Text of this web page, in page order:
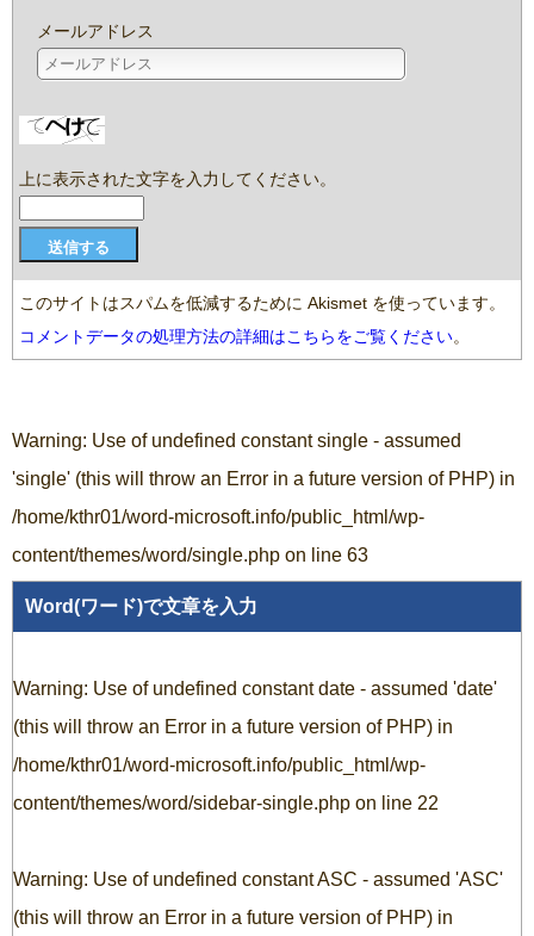
メールアドレス
上に表示された文字を入力してください。
このサイトはスパムを低減するために Akismet を使っています。
コメントデータの処理方法の詳細はこちらをご覧ください。
Warning: Use of undefined constant single - assumed
'single' (this will throw an Error in a future version of PHP) in
/home/kthr01/word-microsoft.info/public_html/wp-
content/themes/word/single.php on line 63
Word(ワード)で文章を入力
Warning: Use of undefined constant date - assumed 'date'
(this will throw an Error in a future version of PHP) in
/home/kthr01/word-microsoft.info/public_html/wp-
content/themes/word/sidebar-single.php on line 22
Warning: Use of undefined constant ASC - assumed 'ASC'
(this will throw an Error in a future version of PHP) in